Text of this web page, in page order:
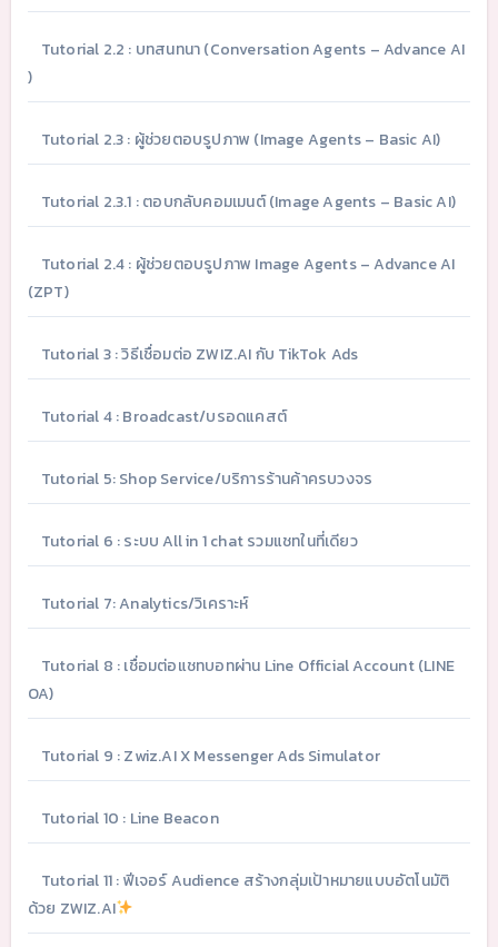
Tutorial 2.2 : บทสนทนา (Conversation Agents – Advance AI
)
Tutorial 2.3 : ผู้ช่วยตอบรูปภาพ (Image Agents – Basic AI)
Tutorial 2.3.1 : ตอบกลับคอมเมนต์ (Image Agents – Basic AI)
Tutorial 2.4 : ผู้ช่วยตอบรูปภาพ Image Agents – Advance AI
(ZPT)
Tutorial 3 : วิธีเชื่อมต่อ ZWIZ.AI กับ TikTok Ads
Tutorial 4 : Broadcast/บรอดแคสต์
Tutorial 5: Shop Service/บริการร้านค้าครบวงจร
Tutorial 6 : ระบบ All in 1 chat รวมแชทในที่เดียว
Tutorial 7: Analytics/วิเคราะห์
Tutorial 8 : เชื่อมต่อแชทบอทผ่าน Line Official Account (LINE
OA)
Tutorial 9 : Zwiz.AI X Messenger Ads Simulator
Tutorial 10 : Line Beacon
Tutorial 11 : ฟีเจอร์ Audience สร้างกลุ่มเป้าหมายแบบอัตโนมัติ
ด้วย ZWIZ.AI